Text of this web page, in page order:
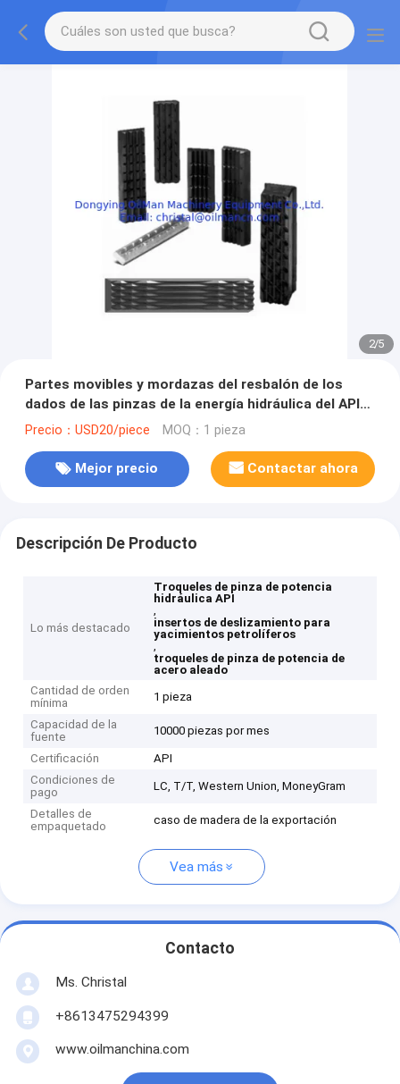
2/5
Partes movibles y mordazas del resbalón de los
dados de las pinzas de la energía hidráulica del API
usadas para el campo petrolífero
Precio：USD20/piece MOQ：1 pieza
Mejor precio Contactar ahora
Descripción De Producto
Lo más destacado
Troqueles de pinza de potencia
hidráulica API
,
insertos de deslizamiento para
yacimientos petrolíferos
,
troqueles de pinza de potencia de
acero aleado
Cantidad de orden
mínima
1 pieza
Capacidad de la
fuente
10000 piezas por mes
Certificación
API
Condiciones de
pago
LC, T/T, Western Union, MoneyGram
Detalles de
empaquetado
caso de madera de la exportación
Vea más
Contacto
Ms. Christal
+8613475294399
www.oilmanchina.com